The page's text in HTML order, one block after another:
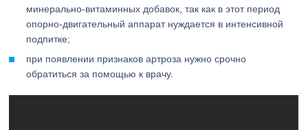
минерально-витаминных добавок, так как в этот период
опорно-двигательный аппарат нуждается в интенсивной
подпитке;
при появлении признаков артроза нужно срочно
обратиться за помощью к врачу.